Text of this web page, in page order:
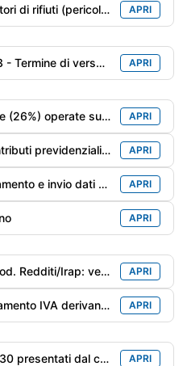
ambientale" (mod. MUD) con riferimento all'anno precedente APRI
versamento della 5° rata APRI
Versamento delle ritenute (26%) operate sui dividendi corrisposti nel 2° trimestre 2026 APRI
Versamento ritenute/contributi previdenziali del mese di giugno APRI
ritenute/trattenute operate APRI
APRI
e del 1° acconto anno in corso con la magg. dello 0,4% APRI
Adeguamento ISA: versamento IVA derivante dai maggiori ricavi/compensi dichiarati per migliorare il punteggio ISA con maggiorazione dello 0,40% APRI
contribuente dal 21/06 al 15/07 APRI